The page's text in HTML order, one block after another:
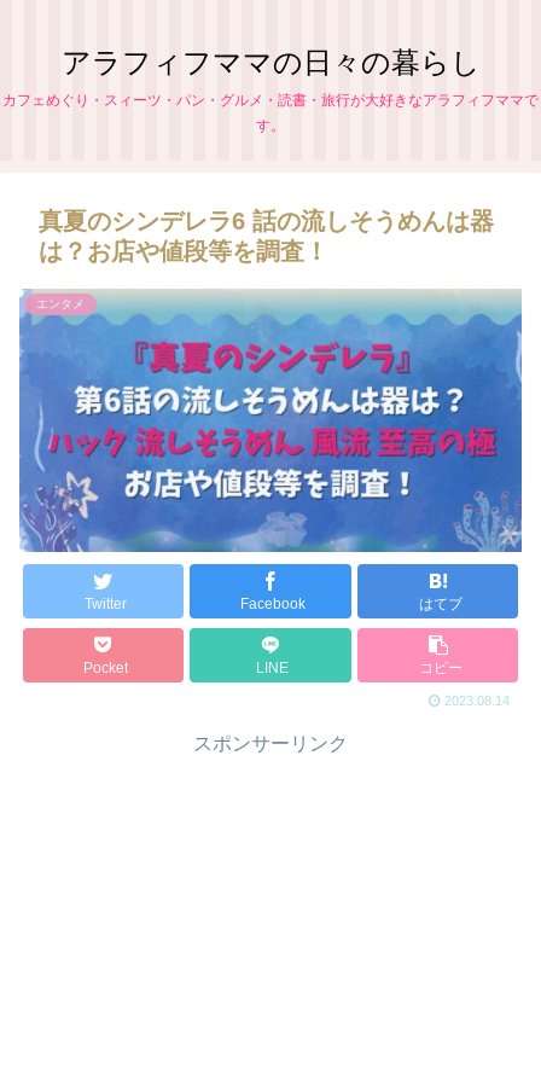
アラフィフママの日々の暮らし
カフェめぐり・スィーツ・パン・グルメ・読書・旅行が大好きなアラフィフママで
す。
真夏のシンデレラ6 話の流しそうめんは器
は？お店や値段等を調査！
エンタメ
Twitter Facebook はてブ
Pocket LINE コピー
2023.08.14
スポンサーリンク